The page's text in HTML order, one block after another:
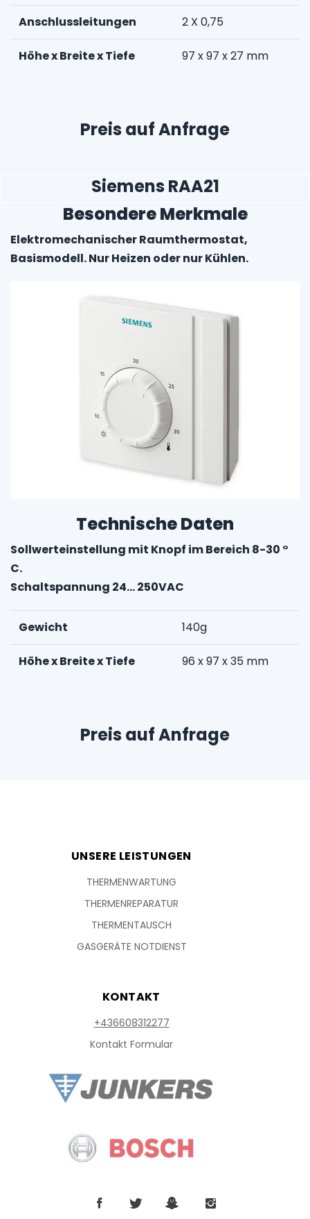
Anschlussleitungen 2 X 0,75
Höhe x Breite x Tiefe 97 x 97 x 27 mm
Preis auf Anfrage
Siemens RAA21
Besondere Merkmale
Elektromechanischer Raumthermostat,
Basismodell. Nur Heizen oder nur Kühlen.
Technische Daten
Sollwerteinstellung mit Knopf im Bereich 8-30 °
C.
Schaltspannung 24… 250VAC
Gewicht 140g
Höhe x Breite x Tiefe 96 x 97 x 35 mm
Preis auf Anfrage
UNSERE LEISTUNGEN
THERMENWARTUNG
THERMENREPARATUR
THERMENTAUSCH
GASGERÄTE NOTDIENST
KONTAKT
+436608312277
Kontakt Formular